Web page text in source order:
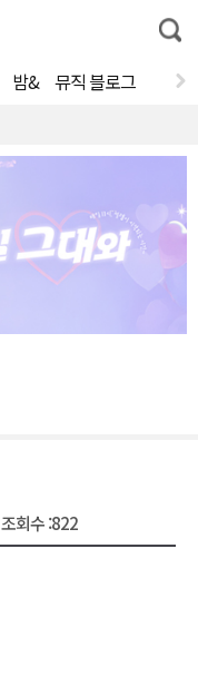
통
합
밤& 뮤직 블로그
조회수 :822